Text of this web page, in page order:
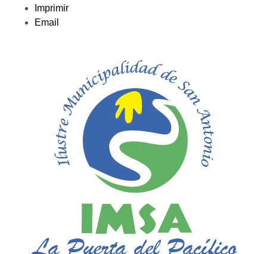
Imprimir
Email